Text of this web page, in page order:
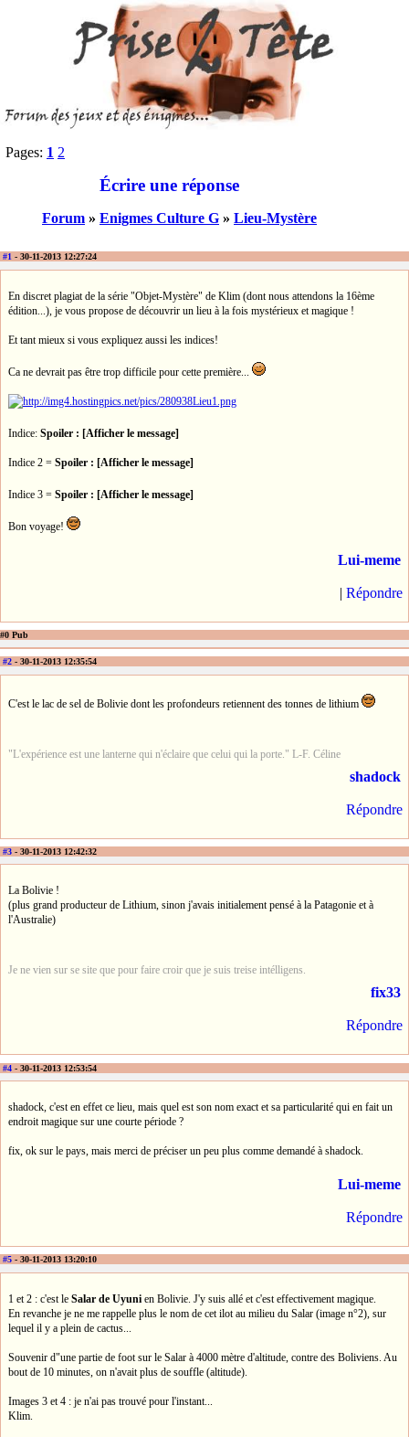
Pages: 1 2
Écrire une réponse
Forum » Enigmes Culture G » Lieu-Mystère
#1 - 30-11-2013 12:27:24
En discret plagiat de la série "Objet-Mystère" de Klim (dont nous attendons la 16ème
édition...), je vous propose de découvrir un lieu à la fois mystérieux et magique !
Et tant mieux si vous expliquez aussi les indices!
Ca ne devrait pas être trop difficile pour cette première...
Indice: Spoiler : [Afficher le message]
Indice 2 = Spoiler : [Afficher le message]
Indice 3 = Spoiler : [Afficher le message]
Bon voyage!
Lui-meme
| Répondre
#0 Pub
#2 - 30-11-2013 12:35:54
C'est le lac de sel de Bolivie dont les profondeurs retiennent des tonnes de lithium
"L'expérience est une lanterne qui n'éclaire que celui qui la porte." L-F. Céline
shadock
Répondre
#3 - 30-11-2013 12:42:32
La Bolivie !
(plus grand producteur de Lithium, sinon j'avais initialement pensé à la Patagonie et à
l'Australie)
Je ne vien sur se site que pour faire croir que je suis treise intélligens.
fix33
Répondre
#4 - 30-11-2013 12:53:54
shadock, c'est en effet ce lieu, mais quel est son nom exact et sa particularité qui en fait un
endroit magique sur une courte période ?
fix, ok sur le pays, mais merci de préciser un peu plus comme demandé à shadock.
Lui-meme
Répondre
#5 - 30-11-2013 13:20:10
1 et 2 : c'est le Salar de Uyuni en Bolivie. J'y suis allé et c'est effectivement magique.
En revanche je ne me rappelle plus le nom de cet ilot au milieu du Salar (image n°2), sur
lequel il y a plein de cactus...
Souvenir d"une partie de foot sur le Salar à 4000 mètre d'altitude, contre des Boliviens. Au
bout de 10 minutes, on n'avait plus de souffle (altitude).
Images 3 et 4 : je n'ai pas trouvé pour l'instant...
Klim.